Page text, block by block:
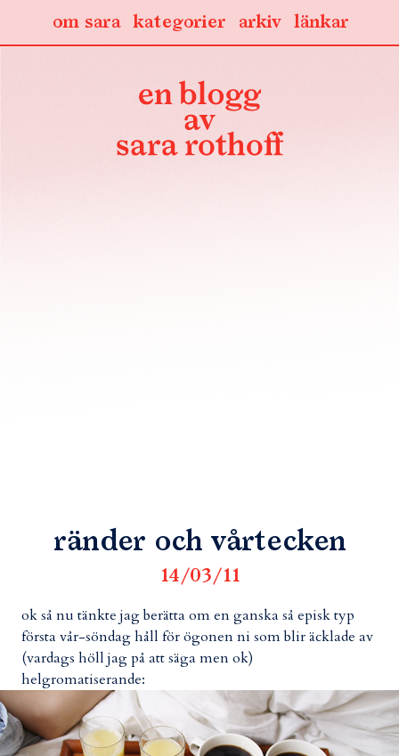
länkar
arkiv
kategorier
om sara
ränder och vårtecken
14/03/11
ok så nu tänkte jag berätta om en ganska så episk typ
första vår-söndag håll för ögonen ni som blir äcklade av
(vardags höll jag på att säga men ok)
helgromatiserande: